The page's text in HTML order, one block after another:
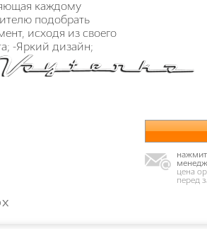
каждому
подобрать
исходя из своего
-Яркий дизайн;
цена
перед